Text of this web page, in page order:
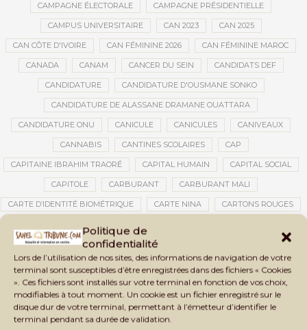
Politique de
confidentialité
Lors de l’utilisation de nos sites, des informations de navigation de votre
terminal sont susceptibles d’être enregistrées dans des fichiers « Cookies
». Ces fichiers sont installés sur votre terminal en fonction de vos choix,
modifiables à tout moment. Un cookie est un fichier enregistré sur le
disque dur de votre terminal, permettant à l’émetteur d’identifier le
terminal pendant sa durée de validation.
CAMPAGNE ÉLECTORALE CAMPAGNE PRÉSIDENTIELLE
CAMPUS UNIVERSITAIRE CAN 2023 CAN 2025
CAN CÔTE D'IVOIRE CAN FÉMININE 2026 CAN FÉMININE MAROC
CANADA CANAM CANCER DU SEIN CANDIDATS DEF
CANDIDATURE CANDIDATURE D'OUSMANE SONKO
CANDIDATURE DE ALASSANE DRAMANE OUATTARA
CANDIDATURE ONU CANICULE CANICULES CANIVEAUX
CANNABIS CANTINES SCOLAIRES CAP
CAPITAINE IBRAHIM TRAORÉ CAPITAL HUMAIN CAPITAL SOCIAL
CAPITOLE CARBURANT CARBURANT MALI
CARTE D’IDENTITÉ BIOMÉTRIQUE CARTE NINA CARTONS ROUGES
CATASTROPHES CLIMATIQUES
CAUTION 10 000 DOLLARS CAUTION DE VISA CDAT CECOGEC
CÉDÉAO CEDEAO CEI CÉLÉBRATION NATIONALE CEMAC
CEMAPI CEN-SNESUP CENOU CENSURE
CENTRAFRIQUE CENTRALE SOLAIRE